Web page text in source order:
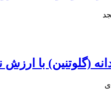
(گلوتنین) با ارزش